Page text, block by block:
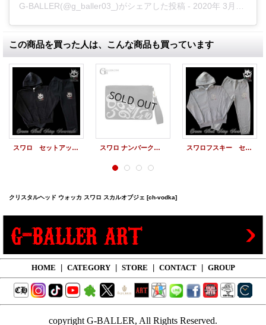
G-BALLER(@g_baller03_)がシェアした投稿 - 2020年 3月月30日午前1時08分PDT
この商品を買った人は、こんな商品も買っています
スワロ セットアップ クラウンスカル ブラック メンズ スワロフスキー ジーボーラー スワロ ナンバークラッチ スワロフスキー セットアップ クラウンスカル グレー メンズ スワロ G-BALLER
クリスタルヘッド ウォッカ スワロ スカルオブジェ [ch-vodka]
HOME CATEGORY STORE CONTACT GROUP
copyright G-BALLER, All Rights Reserved.